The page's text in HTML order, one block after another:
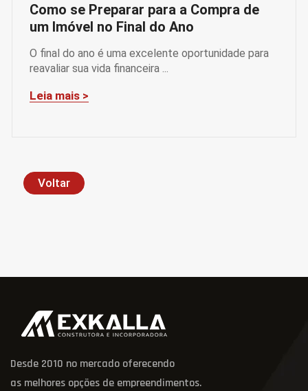
Como se Preparar para a Compra de
um Imóvel no Final do Ano
O final do ano é uma excelente oportunidade para
reavaliar sua vida financeira ...
Leia mais >
Voltar
Desde 2010 no mercado oferecendo
as melhores opções de empreendimentos.